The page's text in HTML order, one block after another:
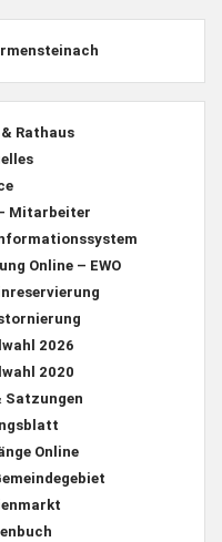
Rathaus
Mitarbeiter
Online – EWO
2026
2020
Satzungen
Online